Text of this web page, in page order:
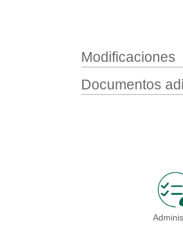
Modificaciones
Documentos